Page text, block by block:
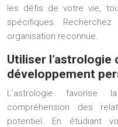
les défis de votre vie,
spécifiques.
organisation reconnue.
Utiliser l’astrologie
développement
L’astrologie
compréhension des
potentiel. En étudiant